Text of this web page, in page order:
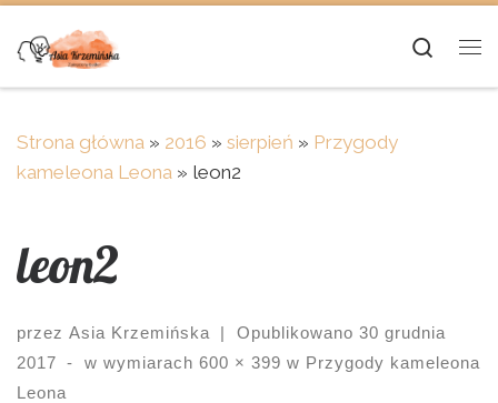
Skip to content
Strona główna » 2016 » sierpień » Przygody
kameleona Leona » leon2
leon2
przez Asia Krzemińska | Opublikowano 30 grudnia
2017
- w wymiarach 600 × 399 w Przygody kameleona
Leona